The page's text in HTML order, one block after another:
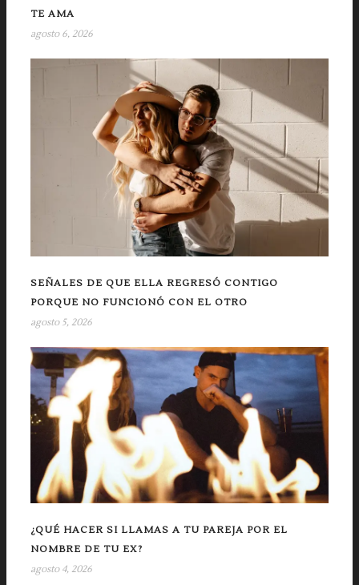
TE AMA
agosto 6, 2026
SEÑALES DE QUE ELLA REGRESÓ CONTIGO
PORQUE NO FUNCIONÓ CON EL OTRO
agosto 5, 2026
¿QUÉ HACER SI LLAMAS A TU PAREJA POR EL
NOMBRE DE TU EX?
agosto 4, 2026